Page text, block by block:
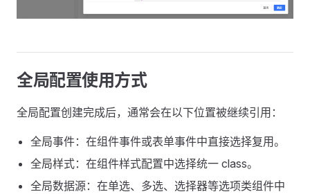
全局配置使用方式
全局配置创建完成后，通常会在以下位置被继续引用：
全局事件：在组件事件或表单事件中直接选择复用。
全局样式：在组件样式配置中选择统一 class。
全局数据源：在单选、多选、选择器等选项类组件中